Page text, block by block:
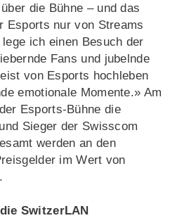
die Bühne – und das
Esports nur von Streams
ich einen Besuch der
Fans und jubelnde
von Esports hochleben
emotionale Momente.» Am
Esports-Bühne die
Sieger der Swisscom
werden an den
im Wert von
SwitzerLAN